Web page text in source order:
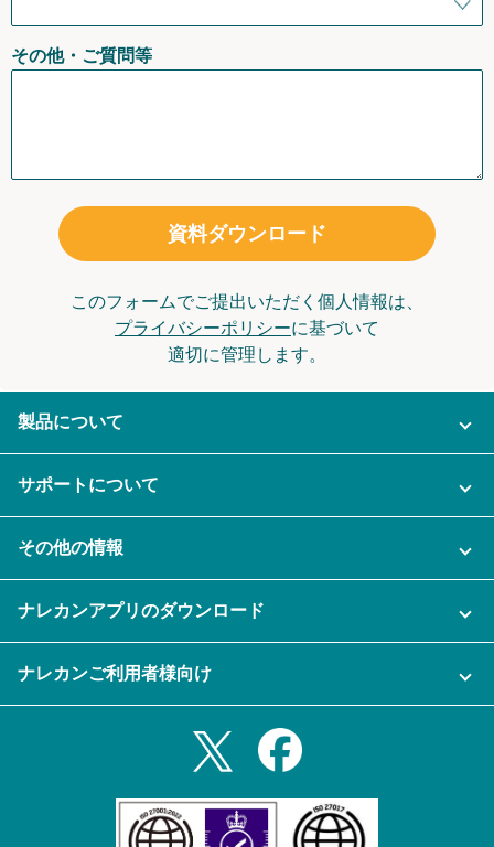
その他・ご質問等
資料ダウンロード
このフォームでご提出いただく個人情報は、
プライバシーポリシーに基づいて
適切に管理します。
製品について
ご利用企業様の声
セキュリティ
資料をダウンロードする
メール自動転送機能
サポートについて
充実サポート
その他の情報
セミナー一覧
プライバシーポリシー
ナレカンアプリのダウンロード
Androidタブレットアプリ
ナレカンご利用者様向け